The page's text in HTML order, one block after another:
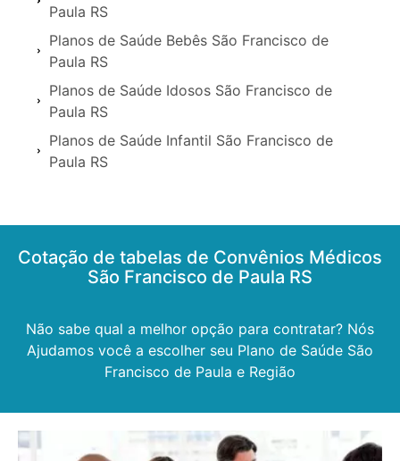
Paula RS
Planos de Saúde Bebês São Francisco de
Paula RS
Planos de Saúde Idosos São Francisco de
Paula RS
Planos de Saúde Infantil São Francisco de
Paula RS
Cotação de tabelas de Convênios Médicos
São Francisco de Paula RS
Não sabe qual a melhor opção para contratar? Nós
Ajudamos você a escolher seu Plano de Saúde São
Francisco de Paula e Região